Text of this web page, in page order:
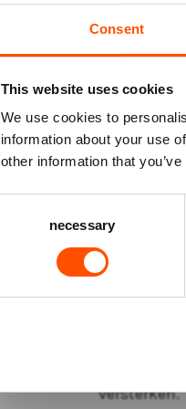
Consent
This website uses cookies
We use cookies to
information about your use
other information that
necessary
De
met de
zingeving
De keuze
gemaakt
tweede
aan bij wat
Deze
vervullen:
versterken.